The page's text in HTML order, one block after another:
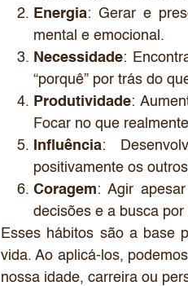
Energia: Gerar e
mental e emocional.
Necessidade:
“porquê” por trás do
Produtividade:
Focar no que
Influência:
positivamente os
Coragem: Agir
decisões e a busca
Esses hábitos são a base
vida. Ao aplicá-los,
nossa idade, carreira ou